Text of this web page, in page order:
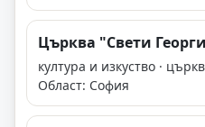
Църква "Свети
култура и изкуство ·
Област: София